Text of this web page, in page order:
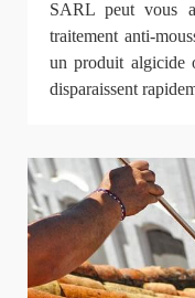
SARL peut vous
traitement anti-
un produit algicide
disparaissent